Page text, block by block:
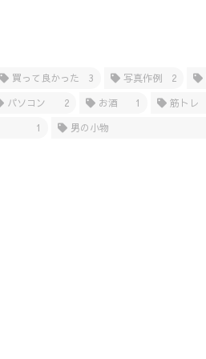
買って良かった 3 写真作例 2
パソコン
2 お酒 1 筋トレ
1
男の小物